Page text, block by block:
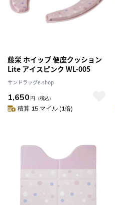
藤栄 ホイップ 便座クッション
Lite アイスピンク WL-005
サンドラッグe-shop
1,650 円 （税込）
積算 15 マイル (1倍)